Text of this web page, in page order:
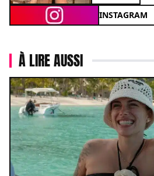
INSTAGRAM
À LIRE AUSSI